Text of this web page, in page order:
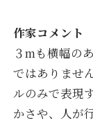
作家コメント
３mも横幅の
ではありませ
ルのみで表現
かさや、人が